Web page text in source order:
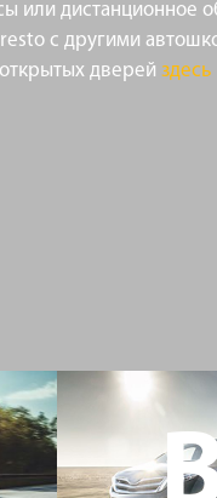
или дистанционное
с другими
дверейздесь